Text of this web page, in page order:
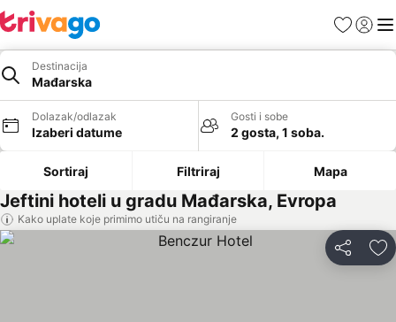
FavoritiPrijavi
Destinacija
Mađarska
Dolazak/odlazak
Izaberi datume
Gosti i sobe
2 gosta, 1 soba.
Sortiraj Filtriraj Mapa
Jeftini hoteli u gradu Mađarska, Evropa
Kako uplate koje primimo utiču na rangiranje
Deli